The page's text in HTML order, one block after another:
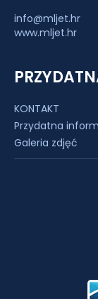
info@mljet.hr
www.mljet.hr
KONTAKT
Przydatna
Galeria zdjęć